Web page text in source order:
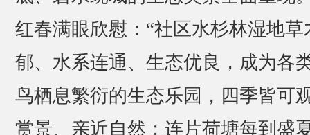
红春满眼欣慰：“社区水杉林湿地草
郁、水系连通、生态优良，成为各
鸟栖息繁衍的生态乐园，四季皆可
赏景、亲近自然；连片荷塘每到盛